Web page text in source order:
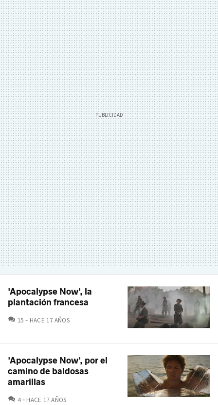
'Apocalypse Now', la
plantación francesa
15 COMENTARIOS
HACE 17 AÑOS
'Apocalypse Now', por el
camino de baldosas
amarillas
4 COMENTARIOS
HACE 17 AÑOS